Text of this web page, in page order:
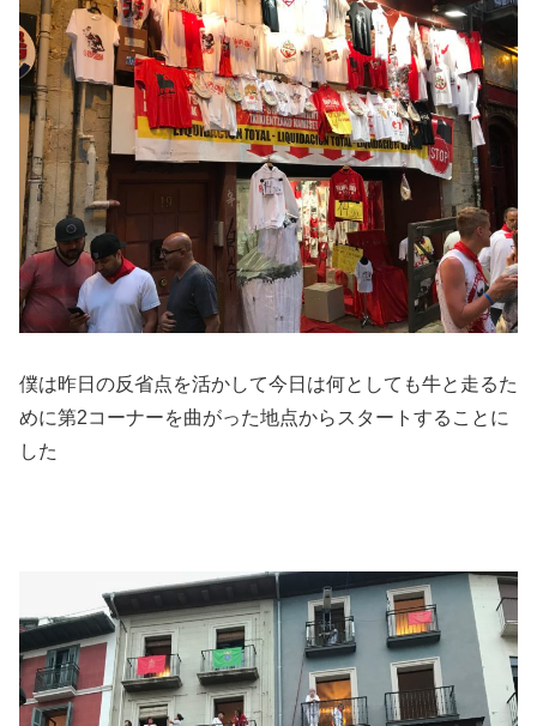
僕は昨日の反省点を活かして今日は何としても牛と走るた
めに第2コーナーを曲がった地点からスタートすることに
した